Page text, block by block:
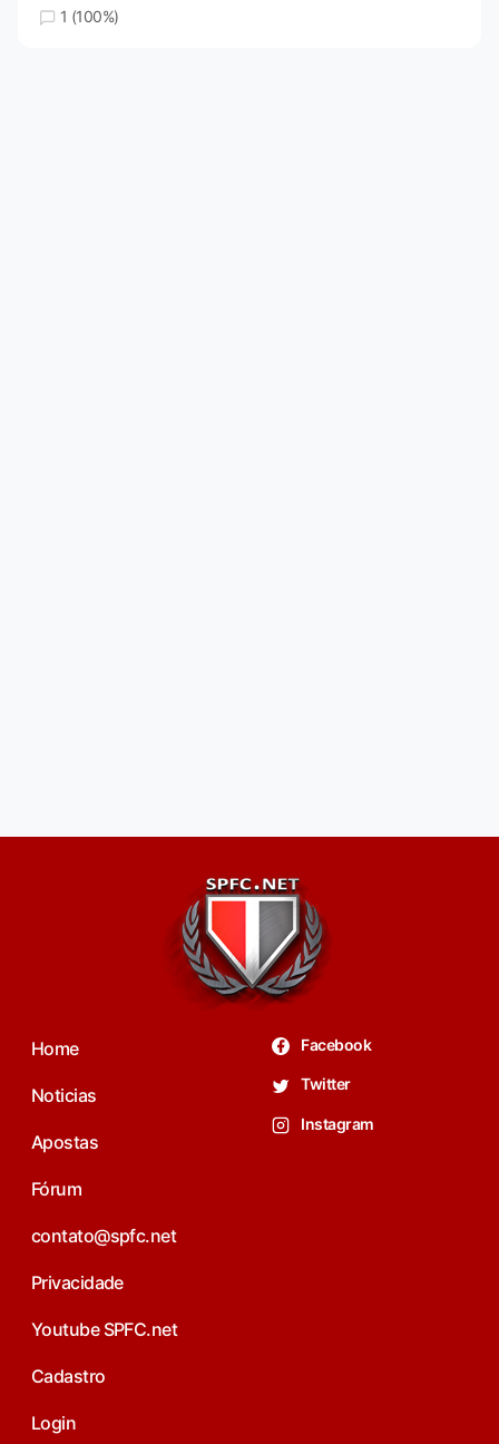
1 (100%)
Home
Noticias
Apostas
Fórum
contato@spfc.net
Privacidade
Youtube SPFC.net
Cadastro
Login
Facebook
Twitter
Instagram